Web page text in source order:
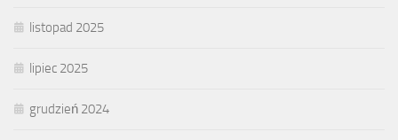
listopad 2025
lipiec 2025
grudzień 2024